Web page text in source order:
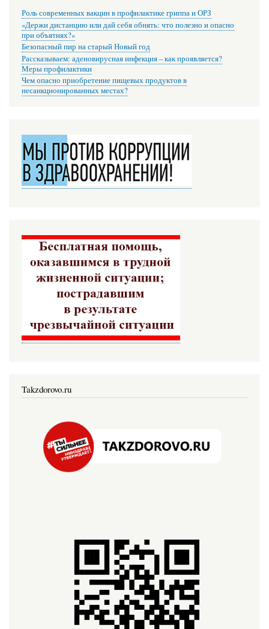
Роль современных вакцин в профилактике гриппа и ОРЗ
«Держи дистанцию или дай себя обнять: что полезно и опасно
при объятиях?»
Безопасный пир на старый Новый год
Рассказываем: аденовирусная инфекция – как проявляется?
Меры профилактики
Чем опасно приобретение пищевых продуктов в
несанкционированных местах?
Takzdorovo.ru